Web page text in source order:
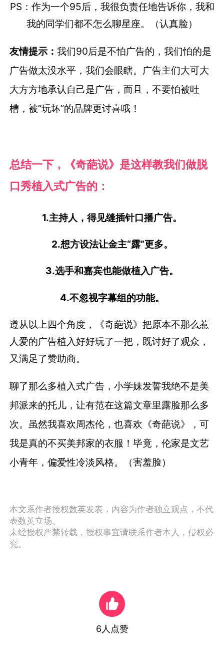
PS：作为一个95后，我很负责任地告诉你，我和
我的同学们都不怎么聊星座。（认真脸）
友情提示：我们90后是不怕广告的，我们怕的是
广告做太没水平，我们会眼瞎。广告主们大可大
大方方地承认自己是广告，而且，不要怕被吐
槽，被“玩坏”的品牌更讨喜哦！
总结一下，《奇葩说》是这样教我们做脱
口秀植入式广告的：
1.主持人，得见缝插针口播广告。
2.想方设法让金主“露”更多。
3.选手和嘉宾也能做植入广告。
4.不忽视字幕组的功能。
遵从以上四个角度，《奇葩说》把原本不那么惹
人爱的广告植入好好玩了一把，既讨好了观众，
又满足了赞助商。
聊了那么多植入式广告，小学妹发誓我绝不是美
邦派来的托儿，让有范在这篇文章里露脸那么多
次。虽然我喜欢周杰伦，也喜欢《奇葩说》，可
我是真的不买美邦家的衣服！毕竟，伦家是文艺
小青年，偏爱性冷淡风格。（害羞脸）
本文系作者授权数英发表，内容为作者独立观点，不代
表数英立场。
未经授权严禁转载，授权事宜请联系作者本人，侵权必
究。
6 人点赞